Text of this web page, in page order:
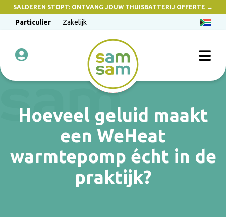
SALDEREN STOPT: ONTVANG JOUW THUISBATTERIJ OFFERTE →
Particulier Zakelijk
Hoeveel geluid maakt
een WeHeat
warmtepomp écht in de
praktijk?